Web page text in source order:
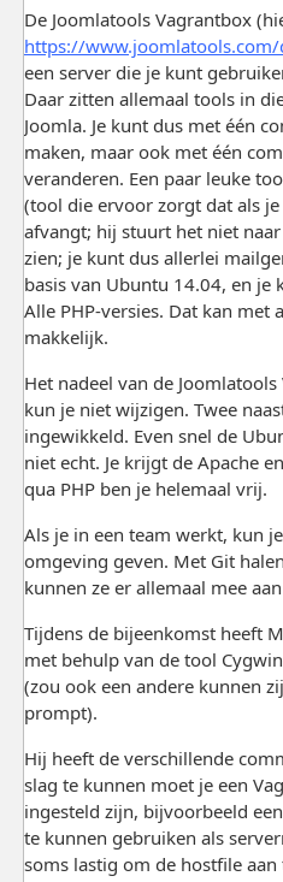
De Joomlatools Vagrantbox
https://
een server die je kunt
Daar zitten allemaal tools in
Joomla. Je kunt dus met één
maken, maar ook met één
veranderen. Een paar leuke
(tool die ervoor zorgt dat als
afvangt; hij stuurt het niet
zien; je kunt dus allerlei
basis van Ubuntu 14.04, en je
Alle PHP-versies. Dat kan met
makkelijk.
Het nadeel van de
kun je niet wijzigen. Twee
ingewikkeld. Even snel de
niet echt. Je krijgt de Apache
qua PHP ben je helemaal vrij.
Als je in een team werkt, kun
omgeving geven. Met Git
kunnen ze er allemaal mee
Tijdens de bijeenkomst heeft
met behulp van de tool
(zou ook een andere kunnen
prompt).
Hij heeft de verschillende
slag te kunnen moet je een
ingesteld zijn, bijvoorbeeld
te kunnen gebruiken als
soms lastig om de hostfile